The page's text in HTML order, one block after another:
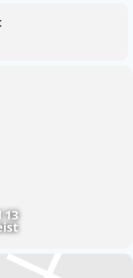
13